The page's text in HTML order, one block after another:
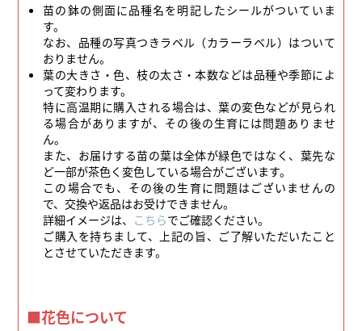
苗の鉢の側面に品種名を明記したシールがついていま
す。
なお、品種の写真つきラベル（カラーラベル）はついて
おりません。
葉の大きさ・色、枝の太さ・本数などは品種や季節によ
って変わります。
特に高温期に購入される場合は、葉の変色などが見られ
る場合がありますが、その後の生育には問題ありませ
ん。
また、お届けする苗の葉は全体が緑色ではなく、葉先な
ど一部が茶色く変色している場合がございます。
この場合でも、その後の生育に問題はございませんの
で、交換や返品はお受けできません。
詳細イメージは、 こちらでご確認ください。
ご購入を持ちまして、上記の旨、ご了解いただいたこと
とさせていただきます。
■花色について